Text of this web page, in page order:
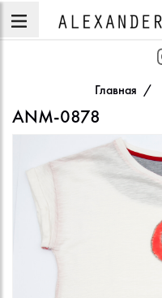
Главная
ANM-0878